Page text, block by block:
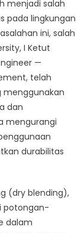
menjadi salah
pada lingkungan
ini, salah
I Ketut
—
telah
menggunakan
dan
mengurangi
durabilitas
(dry blending),
potongan-
dalam